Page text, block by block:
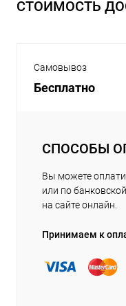
СТОИМОСТЬ
Самовывоз
Бесплатно
СПОСОБЫ
Вы можете
или по
на сайте онлайн.
Принимаем к